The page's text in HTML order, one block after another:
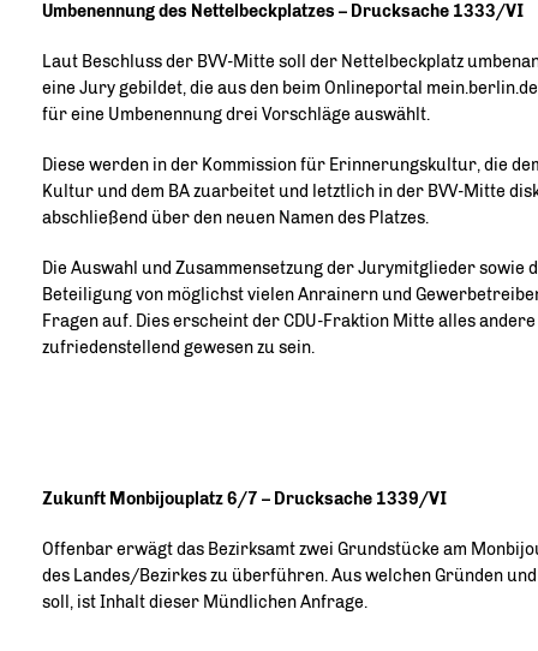
Umbenennung des Nettelbeckplatzes – Drucksache 1333/VI
Laut Beschluss der BVV-Mitte soll der Nettelbeckplatz
eine Jury gebildet, die aus den beim Onlineportal
für eine Umbenennung drei Vorschläge auswählt.
Diese werden in der Kommission für Erinnerungskultur, die
Kultur und dem BA zuarbeitet und letztlich in der BVV-Mitte
abschließend über den neuen Namen des Platzes.
Die Auswahl und Zusammensetzung der Jurymitglieder
Beteiligung von möglichst vielen Anrainern und
Fragen auf. Dies erscheint der CDU-Fraktion Mitte alles
zufriedenstellend gewesen zu sein.
Zukunft Monbijouplatz 6/7 – Drucksache 1339/VI
Offenbar erwägt das Bezirksamt zwei Grundstücke am
des Landes/Bezirkes zu überführen. Aus welchen Gründen
soll, ist Inhalt dieser Mündlichen Anfrage.